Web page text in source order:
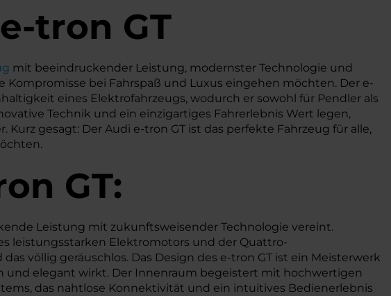
tron GT
mit beeindruckender Leistung, modernster Technologie und
bei Fahrspaß und Luxus eingehen möchten. Der e-
eines Elektrofahrzeugs, wodurch er sowohl für Pendler als
Technik und ein einzigartiges Fahrerlebnis Wert legen,
gesagt: Der Audi e-tron GT ist das perfekte Fahrzeug für alle,
GT:
Leistung mit zukunftsweisender Technologie vereint.
leistungsstarken Elektromotors und der Quattro-
völlig geräuschlos. Das Design des e-tron GT ist ein Meisterwerk
und elegant wirkt. Der Innenraum begeistert mit hochwertigen
das nahtlose Konnektivität und ein intuitives Bedienerlebnis